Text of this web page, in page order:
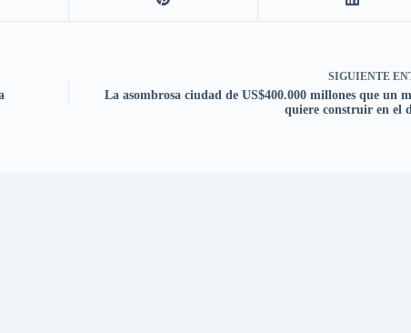
SIGUIENTE
La asombrosa ciudad de US$400.000 millones que un
quiere construir en el